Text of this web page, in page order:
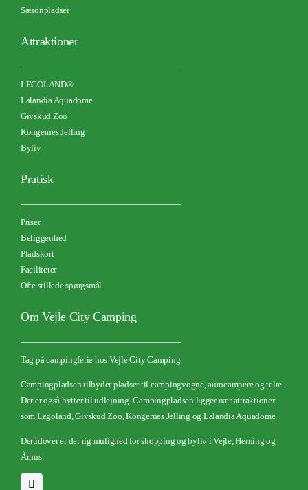
Sæsonpladser
Attraktioner
LEGOLAND®
Lalandia Aquadome
Givskud Zoo
Kongernes Jelling
Byliv
Pratisk
Priser
Beliggenhed
Pladskort
Faciliteter
Ofte stillede spørgsmål
Om Vejle City Camping
Tag på campingferie hos Vejle City Camping.
Campingpladsen tilbyder pladser til campingvogne, autocampere og telte.
Der er også hytter til udlejning.Campingpladsen ligger nær attraktioner
som Legoland, Givskud Zoo, Kongernes Jelling og Lalandia Aquadome.
Derudover er der rig mulighed for shopping og byliv i Vejle, Herning og
Århus.